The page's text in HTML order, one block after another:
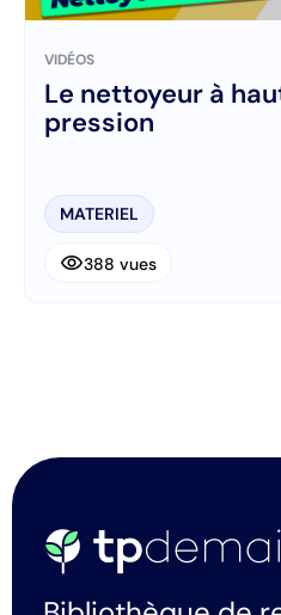
VIDÉOS
Le nettoyeur à
pression
MATERIEL
visibility388 vues